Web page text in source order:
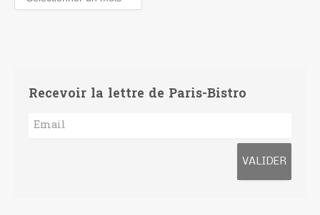
Recevoir la lettre de Paris-Bistro